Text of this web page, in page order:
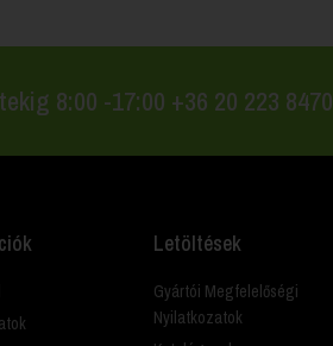
8:00 -17:00 +36 20 223 8470
Letöltések
Gyártói Megfelelőségi
Nyilatkozatok